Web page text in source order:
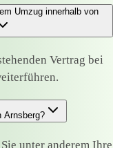
Umzug innerhalb von
Vertrag bei
Arnsberg?
unter anderem Ihre